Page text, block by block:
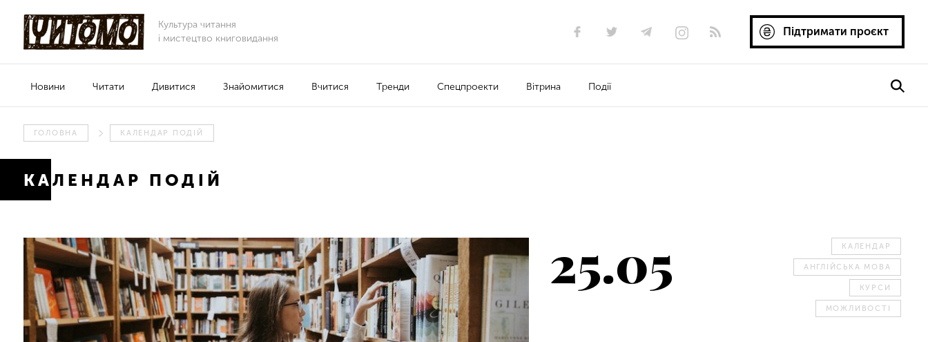
Культура читання
і мистецтво книговидання
Підтримати проєкт
Новини Читати Дивитися Знайомитися Вчитися Тренди Спецпроекти Вітрина Події
ГОЛОВНА КАЛЕНДАР ПОДІЙ
КАЛЕНДАР ПОДІЙ
25.05 КАЛЕНДАР
АНГЛІЙСЬКА МОВА
КУРСИ
МОЖЛИВОСТІ